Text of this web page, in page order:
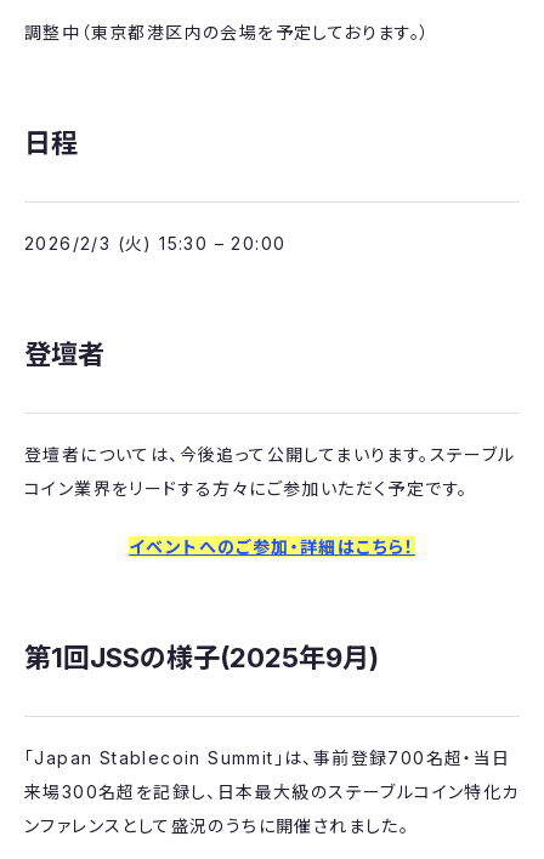
調整中（東京都港区内の会場を予定しております。）
日程
2026/2/3 (火) 15:30 – 20:00
登壇者
登壇者については、今後追って公開してまいります。ステーブル
コイン業界をリードする方々にご参加いただく予定です。
イベントへのご参加・詳細はこちら！
​第1回JSSの様子(2025年9月)
「Japan Stablecoin Summit」は、事前登録700名超・当日
来場300名超を記録し、日本最大級のステーブルコイン特化カ
ンファレンスとして盛況のうちに開催されました。